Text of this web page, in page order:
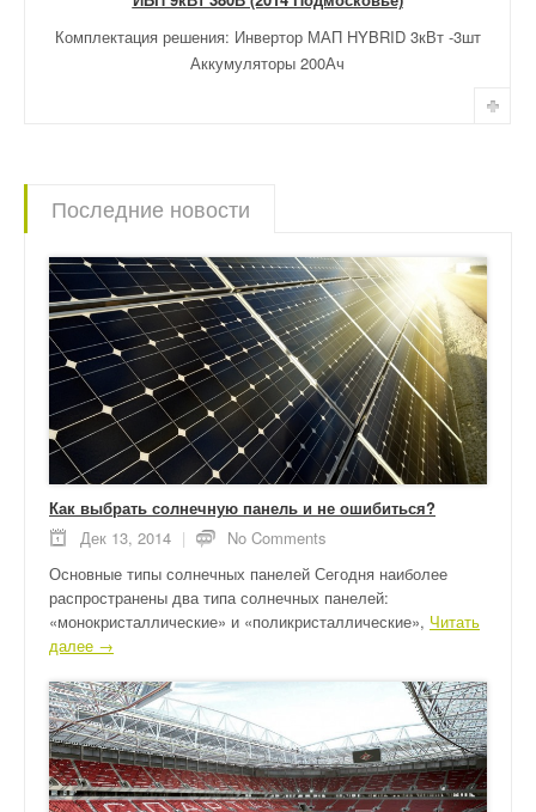
Комплектация решения: Инвертор МАП HYBRID 3кВт -3шт
Аккумуляторы 200Ач
Последние новости
Как выбрать солнечную панель и не ошибиться?
Дек 13, 2014 |
No Comments
Основные типы солнечных панелей Сегодня наиболее
распространены два типа солнечных панелей:
«монокристаллические» и «поликристаллические», Читать
далее →